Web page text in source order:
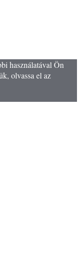
használatával Ön
olvassa el az